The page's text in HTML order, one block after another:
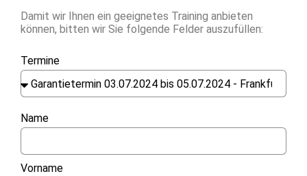
Damit wir Ihnen ein geeignetes Training anbieten
können, bitten wir Sie folgende Felder auszufüllen:
Termine
Name
Vorname